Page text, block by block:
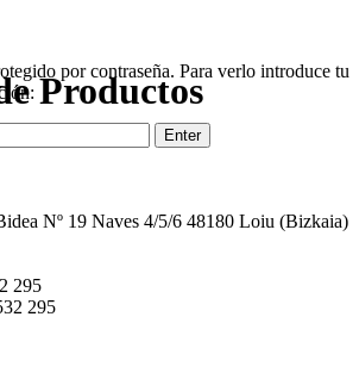
Productos
por contraseña. Para verlo introduce tu
Nº 19 Naves 4/5/6 48180 Loiu (Bizkaia)
295
295